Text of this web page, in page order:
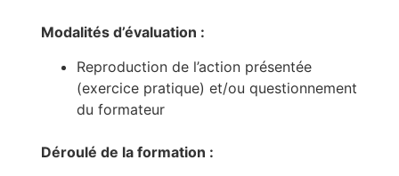
Modalités d’évaluation :
Reproduction de l’action présentée
(exercice pratique) et/ou questionnement
du formateur
Déroulé de la formation :